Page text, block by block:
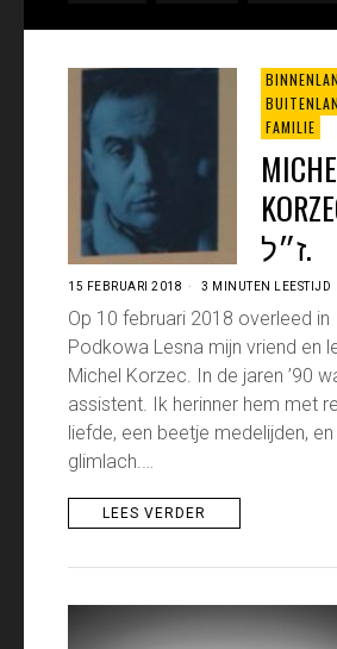
FAMILIE
ז״ל‎.
15 FEBRUARI 2018 3 MINUTEN LEESTIJD
Op 10 februari 2018 overleed in
Podkowa Lesna mijn vriend en
Michel Korzec. In de jaren ’90
assistent. Ik herinner hem met
liefde, een beetje medelijden, en
glimlach.…
LEES VERDER